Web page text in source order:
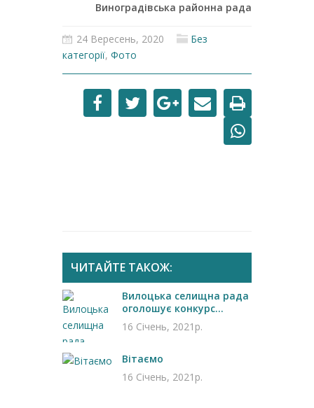
Виноградівська районна рада
24 Вересень, 2020
Без
категорії, Фото
ЧИТАЙТЕ ТАКОЖ:
Вилоцька селищна рада
оголошує конкурс...
16 Січень, 2021р.
Вітаємо
16 Січень, 2021р.